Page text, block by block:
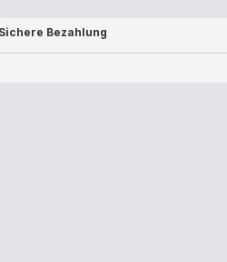
Sichere Bezahlung